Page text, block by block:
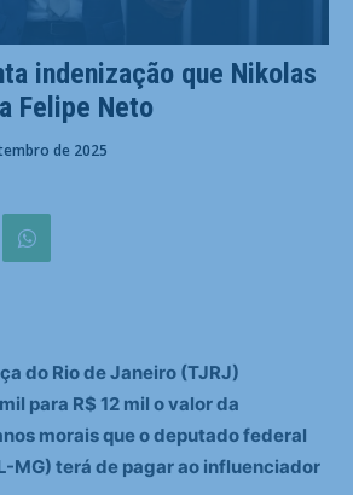
indenização que Nikolas
Felipe Neto
de 2025
do Rio de Janeiro (TJRJ)
para R$ 12 mil o valor da
morais que o deputado federal
MG) terá de pagar ao influenciador